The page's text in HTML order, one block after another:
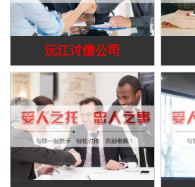
沅江讨债公司